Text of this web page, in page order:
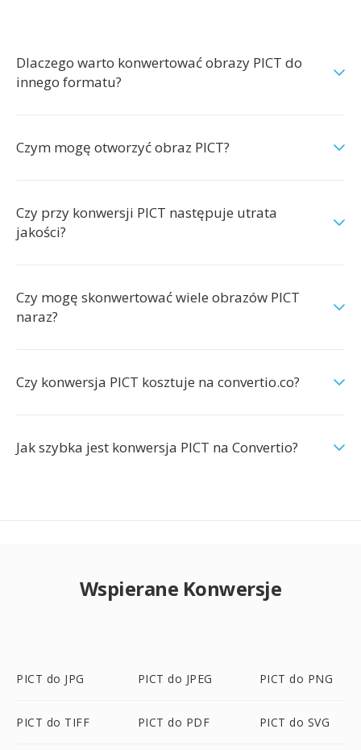
Dlaczego warto konwertować obrazy PICT do
innego formatu?
Czym mogę otworzyć obraz PICT?
Czy przy konwersji PICT następuje utrata
jakości?
Czy mogę skonwertować wiele obrazów PICT
naraz?
Czy konwersja PICT kosztuje na convertio.co?
Jak szybka jest konwersja PICT na Convertio?
Wspierane Konwersje
PICT do JPG PICT do JPEG PICT do PNG
PICT do TIFF PICT do PDF PICT do SVG